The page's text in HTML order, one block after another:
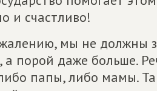
и счастливо!
мы не должны
а порой даже больше.
папы, либо мамы.